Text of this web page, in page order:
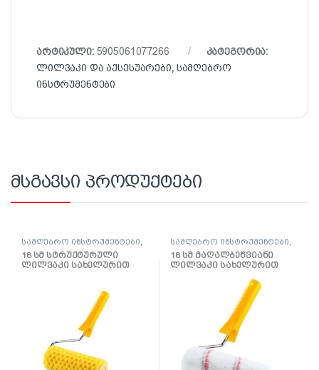
არტიკული: 5905061077266
კატეგორია:
ლილვაკი და აქსესუარები, სამღებრო
ინსტრუმენტები
მსგავსი პროდუქტები
სამღებრო ინსტრუმენტები
ლილვაკი და აქსესუარები
18 სმ სტრუქტურული
ლილვაკი სახელურით
სამღებრო ინსტრუმენტები
ლილვაკი და აქსესუარები
18 სმ მაღალბეწვიანი
ლილვაკი სახელურით